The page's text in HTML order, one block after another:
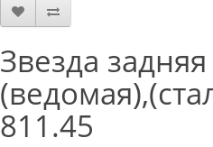
Звезда задняя
811.45